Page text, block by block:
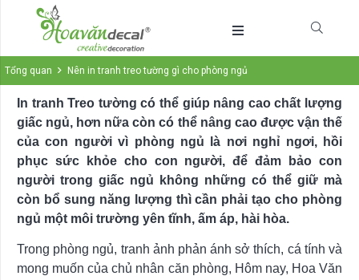
Tổng quan Nên in tranh treo tường gì cho phòng ngủ
In tranh Treo tường có thể giúp nâng cao chất lượng
giấc ngủ, hơn nữa còn có thể nâng cao được vận thế
của con người vì phòng ngủ là nơi nghỉ ngơi, hồi
phục sức khỏe cho con người, để đảm bảo con
người trong giấc ngủ không những có thể giữ mà
còn bổ sung năng lượng thì cần phải tạo cho phòng
ngủ một môi trường yên tĩnh, ấm áp, hài hòa.
Trong phòng ngủ, tranh ảnh phản ánh sở thích, cá tính và
mong muốn của chủ nhân căn phòng, Hôm nay, Hoa Văn